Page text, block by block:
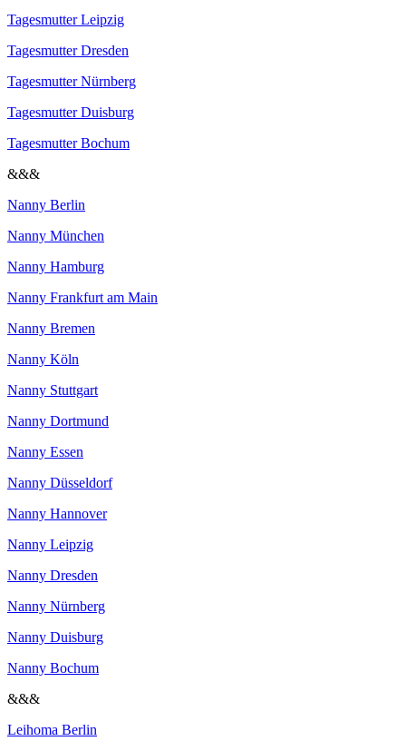
Tagesmutter Leipzig
Tagesmutter Dresden
Tagesmutter Nürnberg
Tagesmutter Duisburg
Tagesmutter Bochum
&&&
Nanny Berlin
Nanny München
Nanny Hamburg
Nanny Frankfurt am Main
Nanny Bremen
Nanny Köln
Nanny Stuttgart
Nanny Dortmund
Nanny Essen
Nanny Düsseldorf
Nanny Hannover
Nanny Leipzig
Nanny Dresden
Nanny Nürnberg
Nanny Duisburg
Nanny Bochum
&&&
Leihoma Berlin